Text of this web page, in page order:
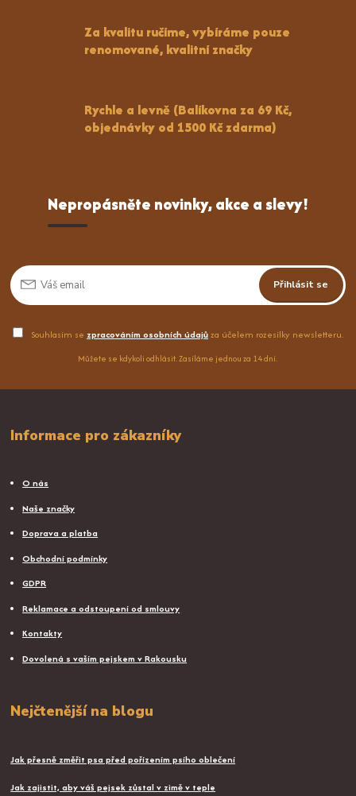
Za kvalitu ručíme, vybíráme pouze
renomované, kvalitní značky
Rychle a levně (Balíkovna za 69 Kč,
objednávky od 1500 Kč zdarma)
Nepropásněte novinky, akce a slevy!
Přihlásit se
Souhlasím se zpracováním osobních údajůza účelem rozesílky newsletteru.
Můžete se kdykoli odhlásit. Zasíláme jednou za 14 dní.
Informace pro zákazníky
O nás
Naše značky
Doprava a platba
Obchodní podmínky
GDPR
Reklamace a odstoupení od smlouvy
Kontakty
Dovolená s vaším pejskem v Rakousku
Nejčtenější na blogu
Jak přesně změřit psa před pořízením psího oblečení
Jak zajistit, aby váš pejsek zůstal v zimě v teple